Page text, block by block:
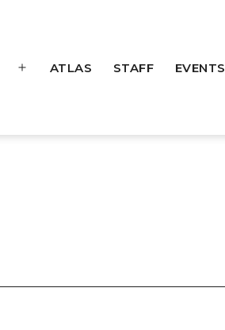
OpenATLAS STAFF EVENTS